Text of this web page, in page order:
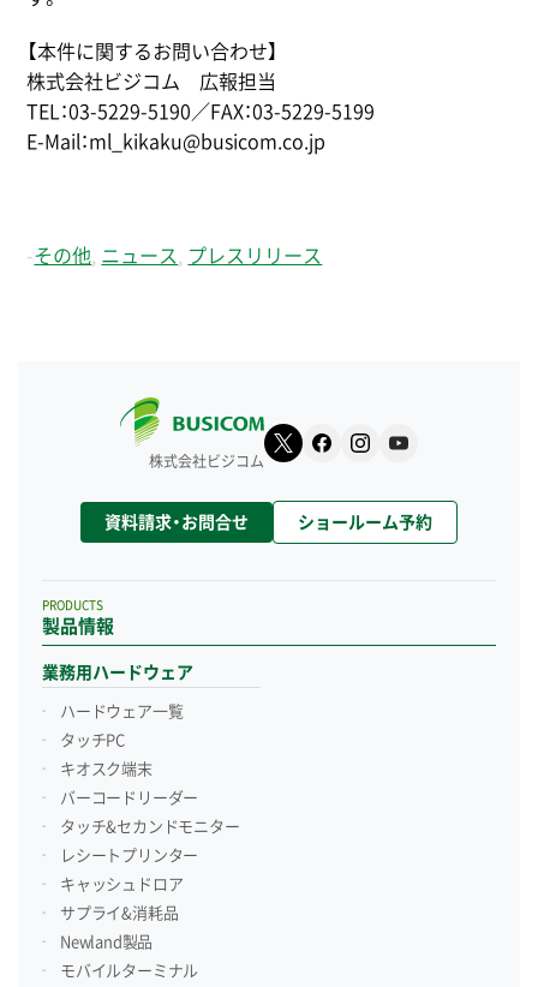
【本件に関するお問い合わせ】
株式会社ビジコム 広報担当
TEL：03-5229-5190／FAX：03-5229-5199
E-Mail：ml_kikaku@busicom.co.jp
-その他 ニュース プレスリリース
株式会社ビジコム
資料請求・お問合せ ショールーム予約
製品情報
PRODUCTS
業務用ハードウェア
ハードウェア一覧
タッチPC
キオスク端末
バーコードリーダー
タッチ&セカンドモニター
レシートプリンター
キャッシュドロア
サプライ&消耗品
Newland製品
モバイルターミナル